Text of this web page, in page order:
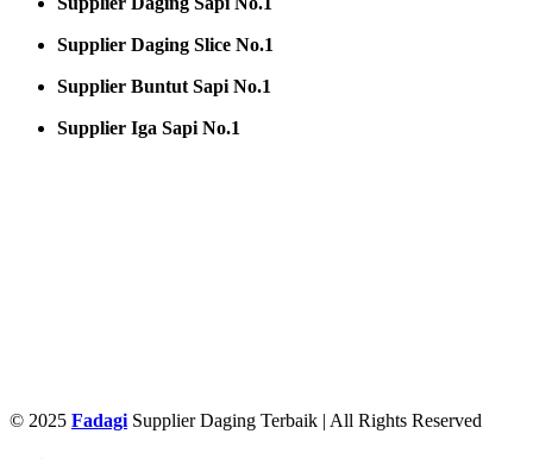
Supplier Daging Slice No.1
Supplier Buntut Sapi No.1
Supplier Iga Sapi No.1
© 2025 FadagiSupplier Daging Terbaik | All Rights Reserved